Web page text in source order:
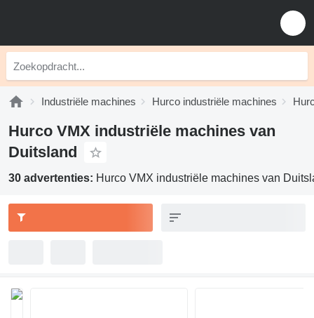
Industriële machines Hurco industriële machines
Hurco VMX industriële machines van
Duitsland
30 advertenties: Hurco VMX industriële machines van